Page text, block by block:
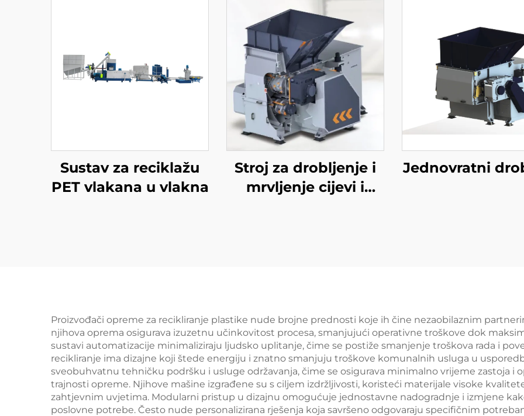
Sustav za reciklažu
PET vlakana u vlakna
Stroj za drobljenje i
mrvljenje cijevi i
Jednovratni
Proizvođači opreme za recikliranje plastike nude brojne prednosti koje ih čine nezaobilaznim
njihova oprema osigurava izuzetnu učinkovitost procesa, smanjujući operativne troškove dok
sustavi automatizacije minimaliziraju ljudsko uplitanje, čime se postiže smanjenje troškova rada i
recikliranje ima dizajne koji štede energiju i znatno smanjuju troškove komunalnih usluga u
sveobuhvatnu tehničku podršku i usluge održavanja, čime se osigurava minimalno vrijeme zastoja
trajnosti opreme. Njihove mašine izgrađene su s ciljem izdržljivosti, koristeći materijale visoke
zahtjevnim uvjetima. Modularni pristup u dizajnu omogućuje jednostavne nadogradnje i izmjene
poslovne potrebe. Često nude personalizirana rješenja koja savršeno odgovaraju specifičnim